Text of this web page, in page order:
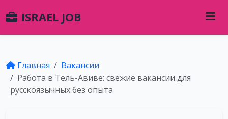
ISRAEL JOB
Главная
Вакансии
Работа в Тель-Авиве: свежие вакансии для
русскоязычных без опыта